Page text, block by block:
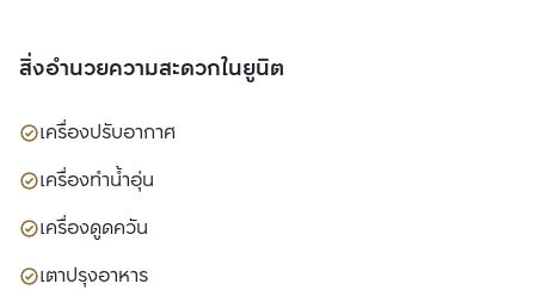
สิ่งอำนวยความสะดวกในยูนิต
เครื่องปรับอากาศ
เครื่องทำน้ำอุ่น
เครื่องดูดควัน
เตาปรุงอาหาร